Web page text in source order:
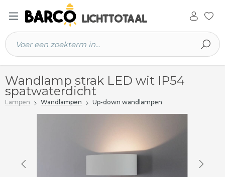
hoofdinhoud
Wandlamp strak LED wit IP54
spatwaterdicht
Lampen Wandlampen Up-down wandlampen